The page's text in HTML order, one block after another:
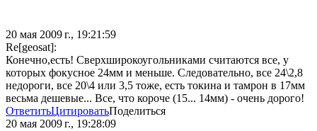
20 мая 2009 г., 19:21:59
Re[geosat]:
Конечно,есть! Сверхширокоугольниками считаются все, у
которых фокусное 24мм и меньше. Следовательно, все 24\2,8
недороги, все 20\4 или 3,5 тоже, есть токина и тамрон в 17мм
весьма дешевые... Все, что короче (15... 14мм) - очень дорого!
ОтветитьЦитироватьПоделиться
20 мая 2009 г., 19:28:09